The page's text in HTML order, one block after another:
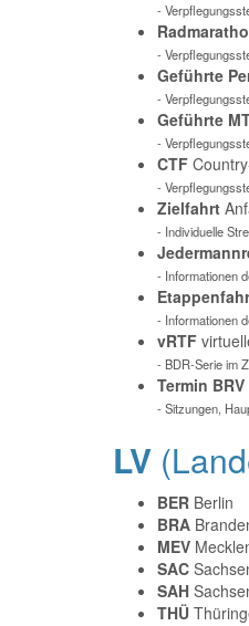
-
-
Geführte
-
Geführte
-
CTF
-
Zielfahrt
- Individuelle
- Informationen
- Informationen
vRTF
- BDR-Serie im
Termin BRV
- Sitzungen,
LV
BER Berlin
BRA
MEV
SAC
SAH
THÜ